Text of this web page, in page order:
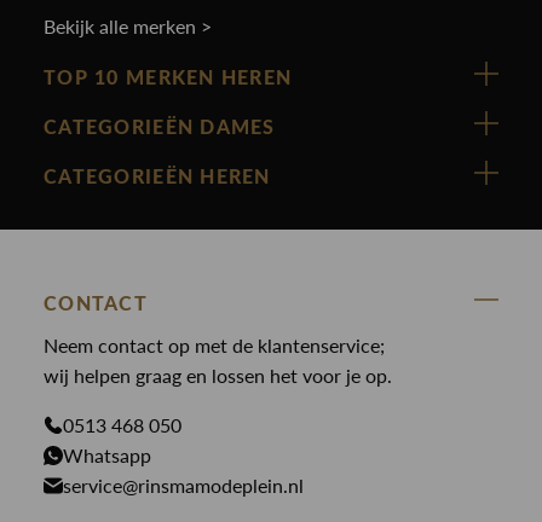
Bekijk alle merken >
TOP 10 MERKEN HEREN
Vanguard
Cast Iron
Paul en Shark
Genti
PME Legend
Butcher of Blue
CATEGORIEËN DAMES
Nieuw binnen
Blouses
Broeken
Gilets
Jassen
Jeans
Jumpsuits
CATEGORIEËN HEREN
Broeken
Colberts
Giftcards
Jassen
Overhemden
CONTACT
Neem contact op met de klantenservice;
wij helpen graag en lossen het voor je op.
0513 468 050
Whatsapp
service@rinsmamodeplein.nl